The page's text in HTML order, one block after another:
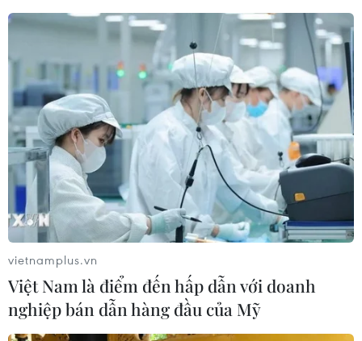
vietnamplus.vn
Việt Nam là điểm đến hấp dẫn với doanh
nghiệp bán dẫn hàng đầu của Mỹ